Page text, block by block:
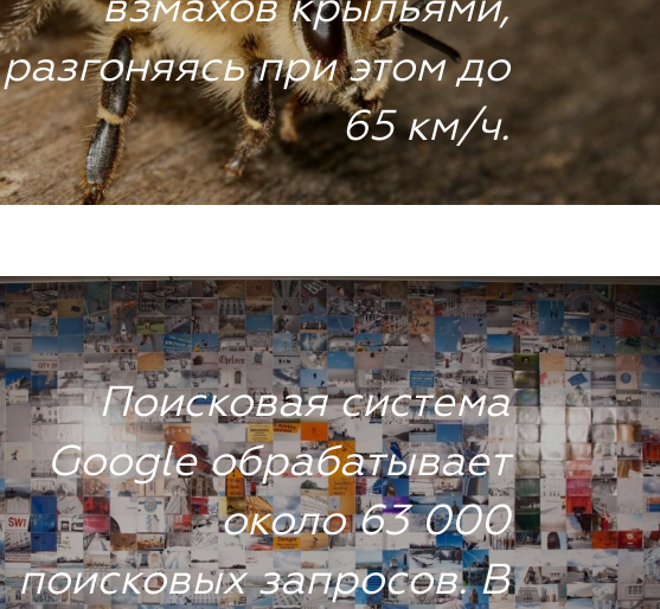
взмахов крыльями,
разгоняясь при этом до
65 км/ч.
Поисковая система
Google обрабатывает
около 63 000
поисковых запросов. В